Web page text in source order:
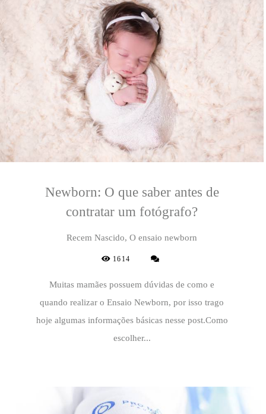
Newborn: O que saber antes de
contratar um fotógrafo?
Recem Nascido, O ensaio newborn
1614
Muitas mamães possuem dúvidas de como e
quando realizar o Ensaio Newborn, por isso trago
hoje algumas informações básicas nesse post.Como
escolher...